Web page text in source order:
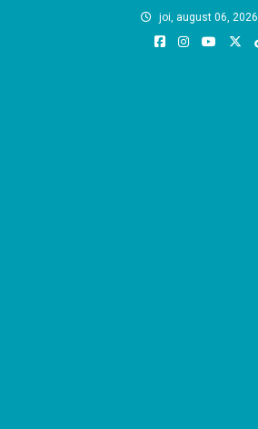
joi, august 06, 2026